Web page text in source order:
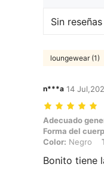
Sin
loungewear (1)
n***a 14
Adecuado
Adecuado
Forma del
Color: Negro
Bonito tiene